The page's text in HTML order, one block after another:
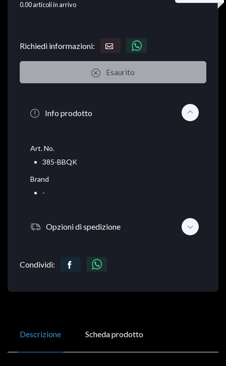
0.00articoli in arrivo
Richiedi informazioni:
Esaurito
Info prodotto
Art. No.
385-BBQK
Brand
-
Opzioni di spedizione
Condividi:
Descrizione Scheda prodotto